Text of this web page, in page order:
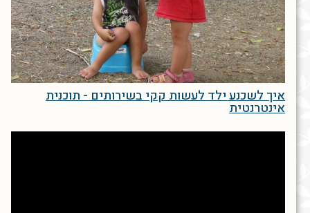
איך לשכנע ילד לעשות קקי בשירותים - תוכנית
אינטרנטית